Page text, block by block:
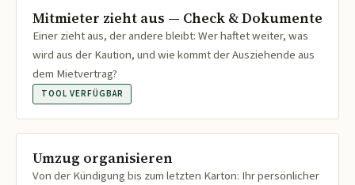
Mitmieter zieht aus — Check & Dokumente
Einer zieht aus, der andere bleibt: Wer haftet weiter, was
wird aus der Kaution, und wie kommt der Ausziehende aus
dem Mietvertrag?
TOOL VERFÜGBAR
Umzug organisieren
Von der Kündigung bis zum letzten Karton: Ihr persönlicher